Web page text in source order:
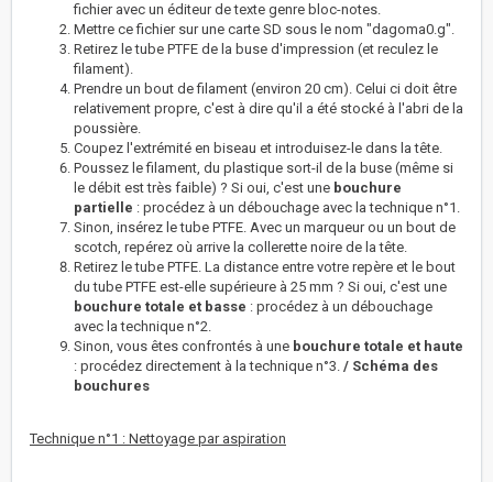
fichier avec un éditeur de texte genre bloc-notes.
Mettre ce fichier sur une carte SD sous le nom "dagoma0.g".
Retirez le tube PTFE de la buse d'impression (et reculez le
filament).
Prendre un bout de filament (environ 20 cm). Celui ci doit être
relativement propre, c'est à dire qu'il a été stocké à l'abri de la
poussière.
Coupez l'extrémité en biseau et introduisez-le dans la tête.
Poussez le filament, du plastique sort-il de la buse (même si
le débit est très faible) ? Si oui, c'est une bouchure
partielle : procédez à un débouchage avec la technique n°1.
Sinon, insérez le tube PTFE. Avec un marqueur ou un bout de
scotch, repérez où arrive la collerette noire de la tête.
Retirez le tube PTFE. La distance entre votre repère et le bout
du tube PTFE est-elle supérieure à 25 mm ? Si oui, c'est une
bouchure totale et basse : procédez à un débouchage
avec la technique n°2.
Sinon, vous êtes confrontés à une bouchure totale et haute
: procédez directement à la technique n°3. / Schéma des
bouchures
Technique n°1 : Nettoyage par aspiration